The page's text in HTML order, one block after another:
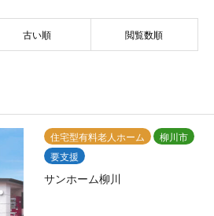
古い順 閲覧数順
住宅型有料老人ホーム
柳川市
要支援
サンホーム柳川